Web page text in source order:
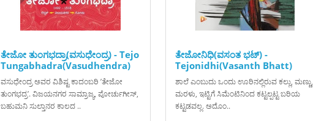
ತೇಜೋ ತುಂಗಭದ್ರಾ(ವಸುಧೇಂದ್ರ) - Tejo
Tungabhadra(Vasudhendra)
ವಸುಧೇಂದ್ರ ಅವರ ವಿಶಿಷ್ಟ ಕಾದಂಬರಿ ’ತೇಜೋ
ತುಂಗಭದ್ರ’. ವಿಜಯನಗರ ಸಾಮ್ರಾಜ್ಯ, ಪೋರ್ಚುಗೀಸ್‌,
ಬಹುಮನಿ ಸುಲ್ತಾನರ ಕಾಲದ ..
ತೇಜೋನಿಧಿ(ವಸಂತ ಭಟ್) -
Tejonidhi(Vasanth Bhatt)
ಶಾಲೆ ಎಂಬುದು ಒಂದು ಊರಿನಲ್ಲಿರುವ ಕಲ್ಲು, ಮಣ್ಣು,
ಮರಳು, ಇಟ್ಟಿಗೆ ಸಿಮೆಂಟಿನಿಂದ ಕಟ್ಟಲ್ಪಟ್ಟ ಬರಿಯ
ಕಟ್ಟಡವಲ್ಲ. ಅದೊಂ..